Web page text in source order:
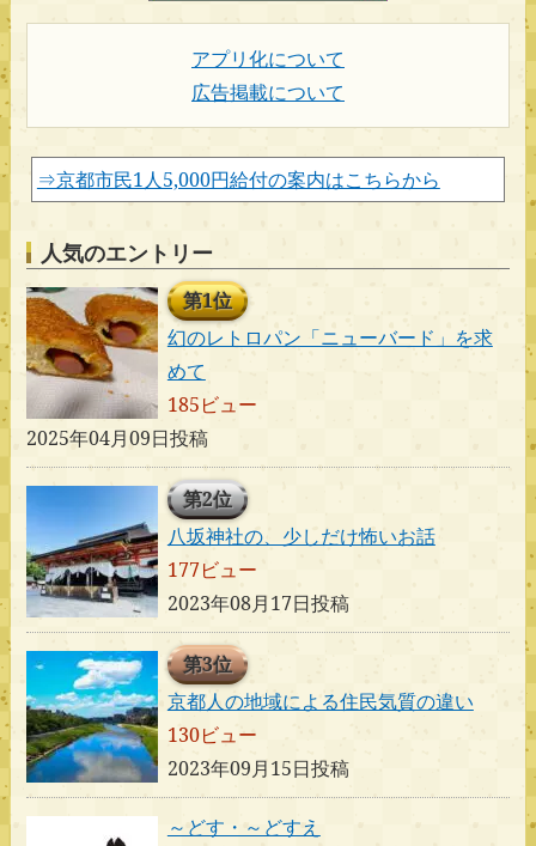
アプリ化について
広告掲載について
⇒京都市民1人5,000円給付の案内はこちらから
人気のエントリー
第1位
幻のレトロパン「ニューバード」を求
めて
185ビュー
2025年04月09日投稿
第2位
八坂神社の、少しだけ怖いお話
177ビュー
2023年08月17日投稿
第3位
京都人の地域による住民気質の違い
130ビュー
2023年09月15日投稿
～どす・～どすえ